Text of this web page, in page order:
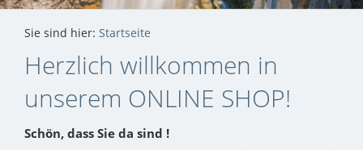
Sie sind hier: Startseite
Herzlich willkommen in
unserem ONLINE SHOP!
Schön, dass Sie da sind !